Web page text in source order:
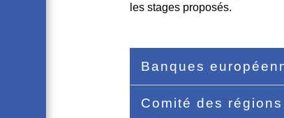
les stages proposés.
Banques
Comité des régions